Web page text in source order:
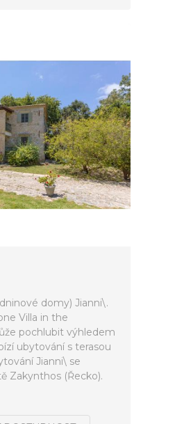
domy) Jianni\.
Villa in the
pochlubit výhledem
ubytování s terasou
Jianni\ se
Zakynthos (Řecko).